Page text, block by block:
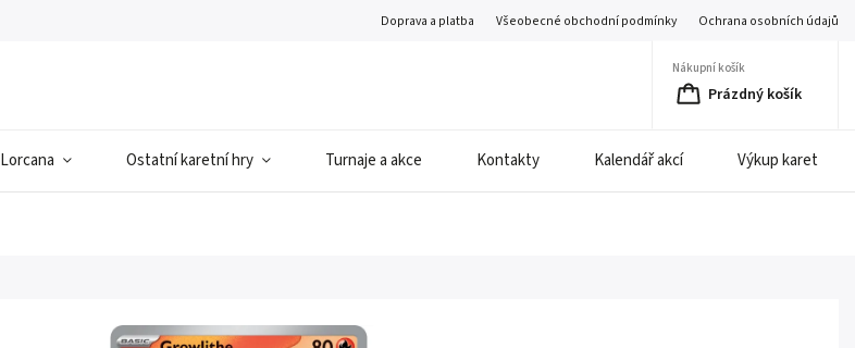
Doprava a platba Všeobecné obchodní podmínky Ochrana osobních údajů
Nákupní košík
Prázdný košík
Lorcana Ostatní karetní hry Turnaje a akce Kontakty Kalendář akcí Výkup karet